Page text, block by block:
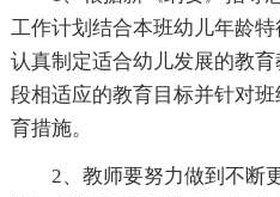
工作计划结合本班幼儿年龄
认真制定适合幼儿发展的教
段相适应的教育目标并针对
育措施。
2、教师要努力做到不断